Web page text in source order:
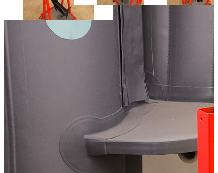
Длина штанги (см):
Вес лодки (кг):1300
1.2
Купить в кредит
Способы оплаты